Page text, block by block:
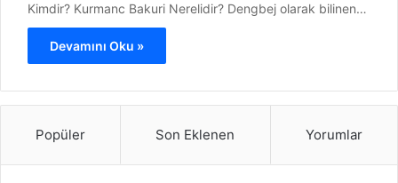
Kimdir? Kurmanc Bakuri Nerelidir? Dengbej olarak bilinen…
Devamını Oku »
Popüler Son Eklenen Yorumlar